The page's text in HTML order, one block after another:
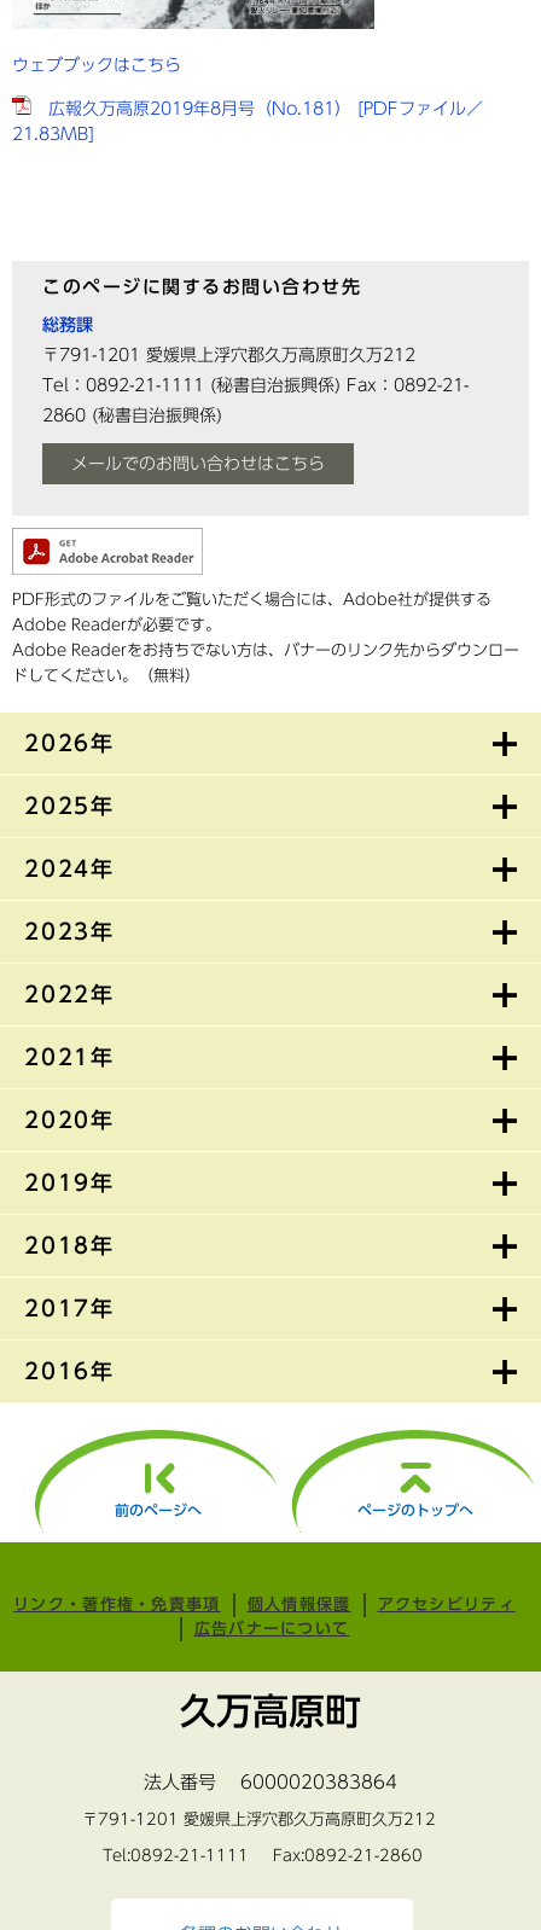
2026年
2025年
2024年
2023年
2022年
2021年
2020年
2019年
2018年
2017年
2016年
ウェブブックはこちら
広報久万高原2019年8月号（No.181） [PDFファイル／
21.83MB]
このページに関するお問い合わせ先
総務課
〒791-1201
愛媛県上浮穴郡久万高原町久万212
Tel：0892-21-1111
(秘書自治振興係) Fax：0892-21-
2860 (秘書自治振興係)
メールでのお問い合わせはこちら
PDF形式のファイルをご覧いただく場合には、Adobe社が提供する
Adobe Readerが必要です。
Adobe Readerをお持ちでない方は、バナーのリンク先からダウンロー
ドしてください。（無料）
前のページへ ページのトップへ
リンク・著作権・免責事項 個人情報保護
アクセシビリティ
広告バナーについて
久万高原町
法人番号 6000020383864
〒791-1201 愛媛県上浮穴郡久万高原町久万212
Tel:0892-21-1111 Fax:0892-21-2860